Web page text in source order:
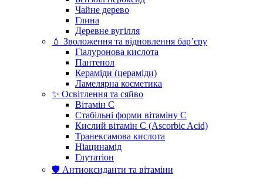
Чайне дерево
Глина
Деревне вугілля
💧 Зволоження та відновлення бар’єру
Гіалуронова кислота
Пантенол
Кераміди (цераміди)
Ламелярна косметика
✨ Освітлення та сяйво
Вітамін С
Стабільні форми вітаміну С
Кислий вітамін С (Ascorbic Acid)
Транексамова кислота
Ніацинамід
Глутатіон
🛡️ Антиоксиданти та вітаміни